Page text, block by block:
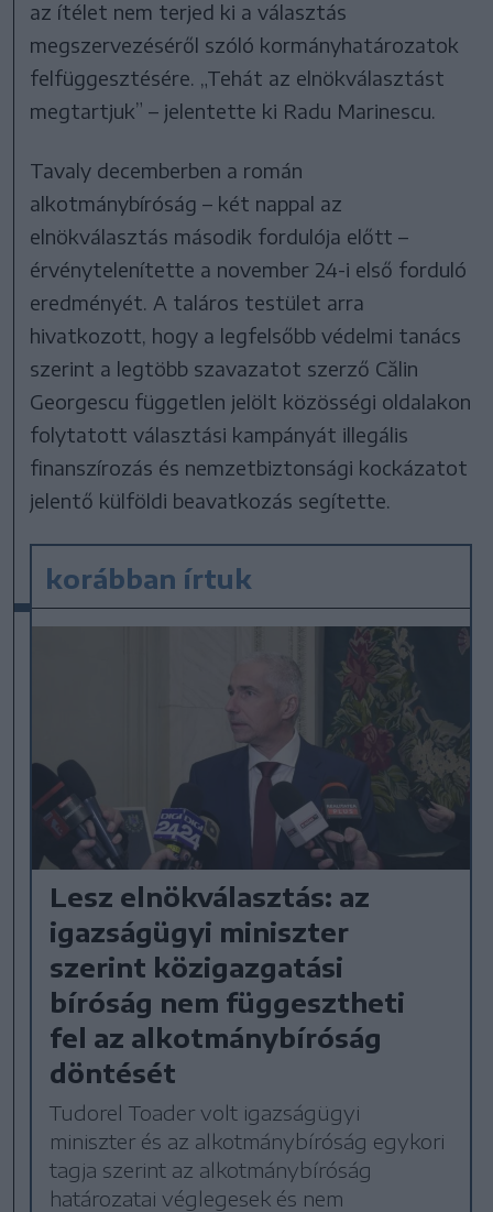
az ítélet nem terjed ki a választás
megszervezéséről szóló kormányhatározatok
felfüggesztésére. „Tehát az elnökválasztást
megtartjuk” – jelentette ki Radu Marinescu.
Tavaly decemberben a román
alkotmánybíróság – két nappal az
elnökválasztás második fordulója előtt –
érvénytelenítette a november 24-i első forduló
eredményét. A taláros testület arra
hivatkozott, hogy a legfelsőbb védelmi tanács
szerint a legtöbb szavazatot szerző Călin
Georgescu független jelölt közösségi oldalakon
folytatott választási kampányát illegális
finanszírozás és nemzetbiztonsági kockázatot
jelentő külföldi beavatkozás segítette.
korábban írtuk
Lesz elnökválasztás: az
igazságügyi miniszter
szerint közigazgatási
bíróság nem függesztheti
fel az alkotmánybíróság
döntését
Tudorel Toader volt igazságügyi
miniszter és az alkotmánybíróság egykori
tagja szerint az alkotmánybíróság
határozatai véglegesek és nem